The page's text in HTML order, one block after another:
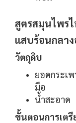
สูตรสมุนไพรไ
แสบร้อนกลา
วัตถุดิบ
ยอดกระเ
มือ
น้ำสะอา
ขั้นตอนการเต